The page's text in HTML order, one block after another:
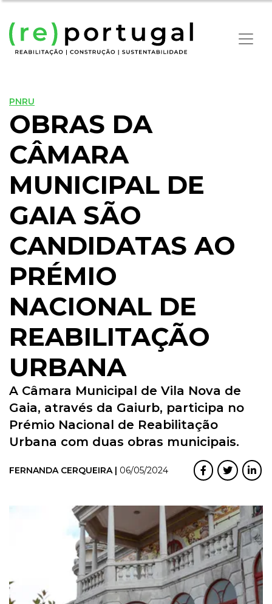
PNRU
OBRAS DA
CÂMARA
MUNICIPAL DE
GAIA SÃO
CANDIDATAS AO
PRÉMIO
NACIONAL DE
REABILITAÇÃO
URBANA
A Câmara Municipal de Vila Nova de
Gaia, através da Gaiurb, participa no
Prémio Nacional de Reabilitação
Urbana com duas obras municipais.
FERNANDA CERQUEIRA | 06/05/2024